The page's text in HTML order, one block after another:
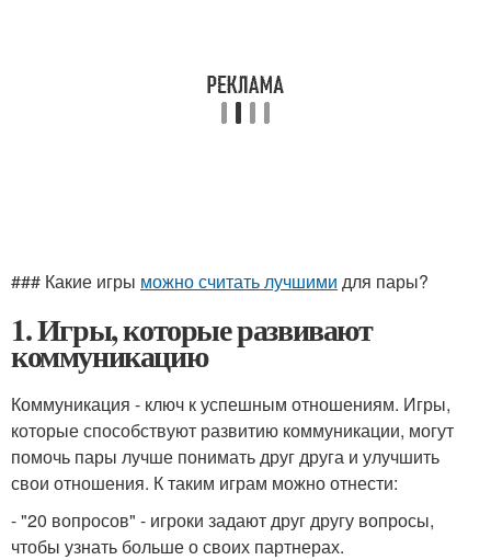
### Какие игры можно считать лучшими для пары?
1. Игры, которые развивают
коммуникацию
Коммуникация - ключ к успешным отношениям. Игры,
которые способствуют развитию коммуникации, могут
помочь пары лучше понимать друг друга и улучшить
свои отношения. К таким играм можно отнести:
- "20 вопросов" - игроки задают друг другу вопросы,
чтобы узнать больше о своих партнерах.